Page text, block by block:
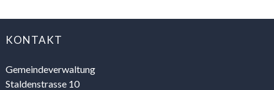
KONTAKT
Gemeindeverwaltung
Staldenstrasse 10